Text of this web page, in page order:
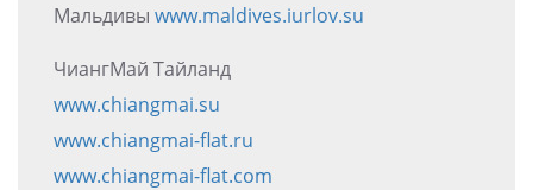
Мальдивы www.maldives.iurlov.su
ЧиангМай Тайланд
www.chiangmai.su
www.chiangmai-flat.ru
www.chiangmai-flat.com